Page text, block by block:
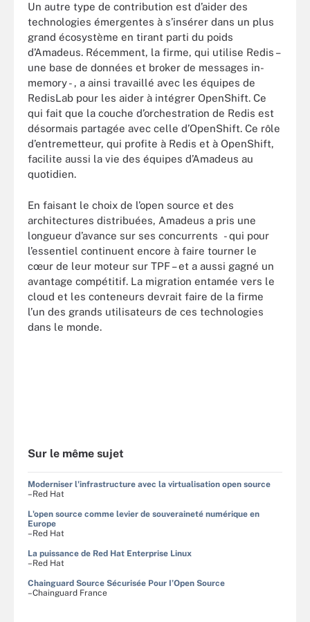
Un autre type de contribution est d’aider des
technologies émergentes à s’insérer dans un plus
grand écosystème en tirant parti du poids
d’Amadeus. Récemment, la firme, qui utilise Redis –
une base de données et broker de messages in-
memory - , a ainsi travaillé avec les équipes de
RedisLab pour les aider à intégrer OpenShift. Ce
qui fait que la couche d’orchestration de Redis est
désormais partagée avec celle d’OpenShift. Ce rôle
d’entremetteur, qui profite à Redis et à OpenShift,
facilite aussi la vie des équipes d’Amadeus au
quotidien.
En faisant le choix de l’open source et des
architectures distribuées, Amadeus a pris une
longueur d’avance sur ses concurrents - qui pour
l’essentiel continuent encore à faire tourner le
cœur de leur moteur sur TPF – et a aussi gagné un
avantage compétitif. La migration entamée vers le
cloud et les conteneurs devrait faire de la firme
l’un des grands utilisateurs de ces technologies
dans le monde.
Sur le même sujet
Moderniser l'infrastructure avec la virtualisation open source
–Red Hat
L'open source comme levier de souveraineté numérique en
Europe
–Red Hat
La puissance de Red Hat Enterprise Linux
–Red Hat
Chainguard Source Sécurisée Pour I’Open Source
–Chainguard France